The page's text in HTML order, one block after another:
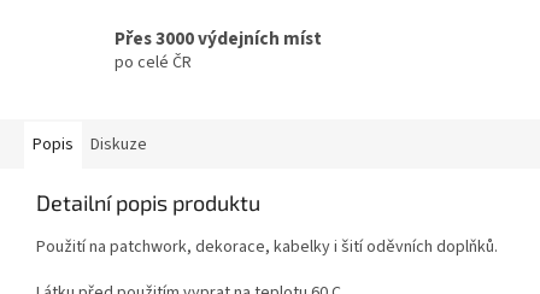
Přes 3000 výdejních míst
po celé ČR
Popis Diskuze
Detailní popis produktu
Použití na patchwork, dekorace, kabelky i šití oděvních doplňků.